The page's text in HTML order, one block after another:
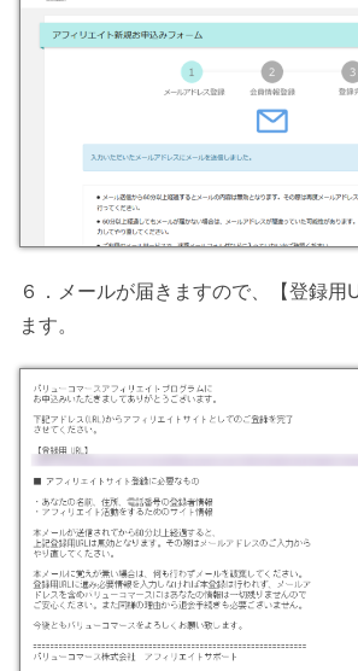
６．メールが届きますので、【登録用
ます。